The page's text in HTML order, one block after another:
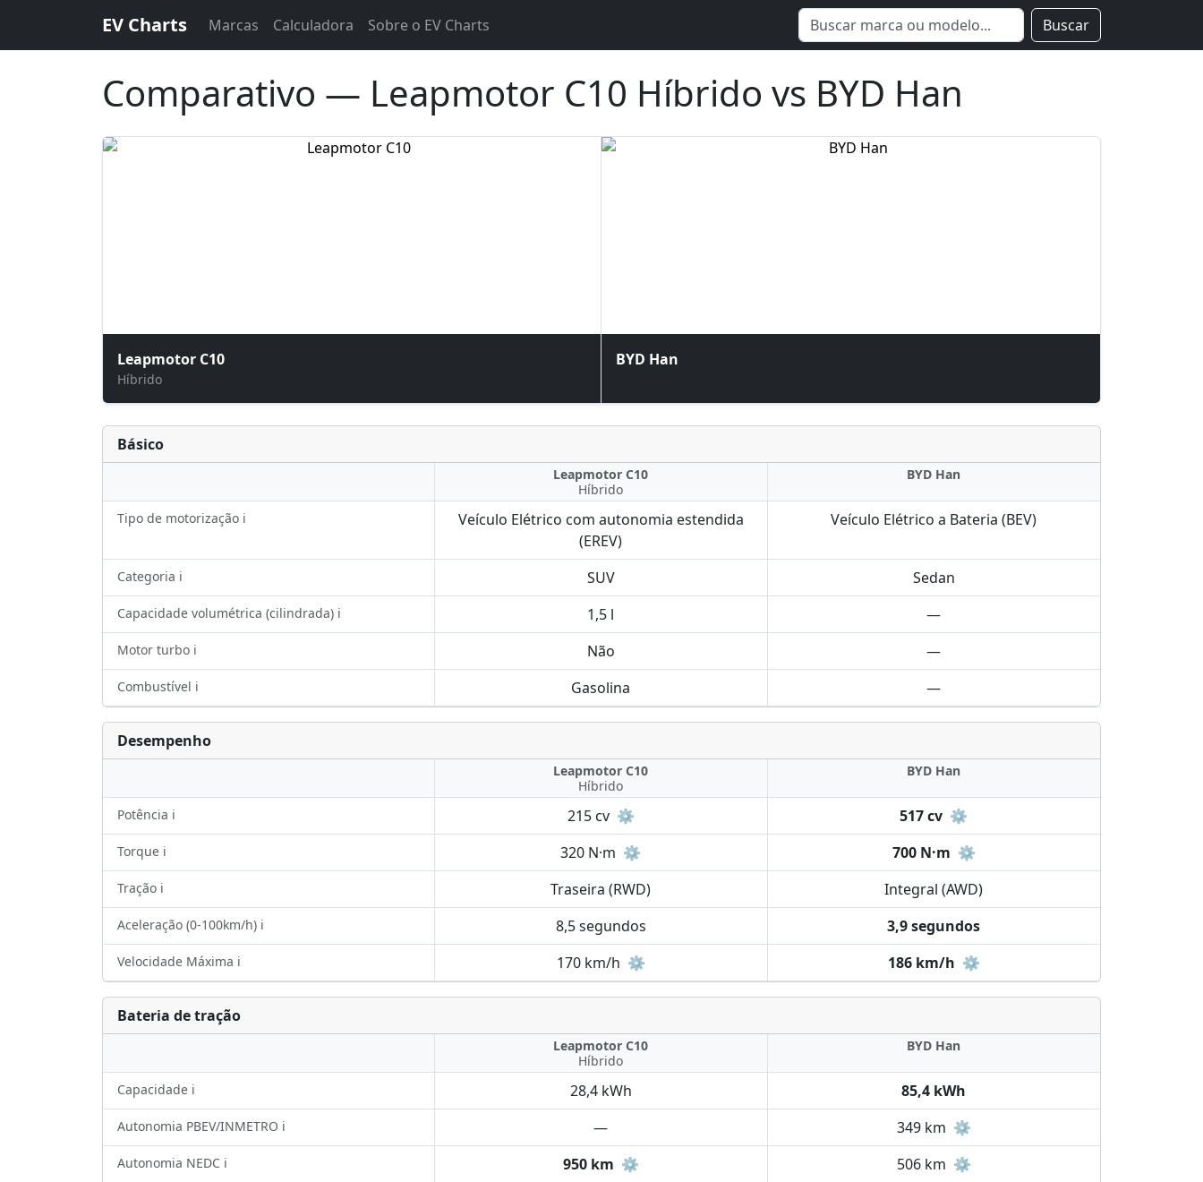
EV Charts Marcas Calculadora Sobre o EV Charts Buscar
Comparativo — Leapmotor C10 Híbrido vs BYD Han
Leapmotor C10
Híbrido
BYD Han
Básico
Leapmotor C10
Híbrido
BYD Han
Tipo de motorização ℹ️
Veículo Elétrico com autonomia estendida
(EREV)
Veículo Elétrico a Bateria (BEV)
Categoria ℹ️ SUV Sedan
Capacidade volumétrica (cilindrada) ℹ️ 1,5 l —
Motor turbo ℹ️ Não —
Combustível ℹ️ Gasolina —
Desempenho
Leapmotor C10
Híbrido
BYD Han
Potência ℹ️ 215 cv ⚙️ 517 cv ⚙️
Torque ℹ️ 320 N·m ⚙️ 700 N·m ⚙️
Tração ℹ️ Traseira (RWD) Integral (AWD)
Aceleração (0-100km/h) ℹ️ 8,5 segundos 3,9 segundos
Velocidade Máxima ℹ️ 170 km/h ⚙️ 186 km/h ⚙️
Bateria de tração
Leapmotor C10
Híbrido
BYD Han
Capacidade ℹ️ 28,4 kWh 85,4 kWh
Autonomia PBEV/INMETRO ℹ️ — 349 km ⚙️
Autonomia NEDC ℹ️ 950 km ⚙️ 506 km ⚙️